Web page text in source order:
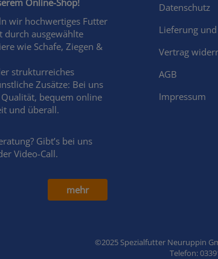
Online-Shop!
wir hochwertiges Futter
durch ausgewählte
wie Schafe, Ziegen &
strukturreiches
Zusätze: Bei uns
bequem online
und überall.
Gibt’s bei uns
Video-Call.
mehr
Shopmenu
Datenschutz
Lieferung
Vertrag
AGB
Impressum
©2025 Spezialfutter Neuruppin
Telefon: